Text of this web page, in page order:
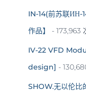
IN-14(前苏联ИН-
作品】
- 173,963
IV-22 VFD
design] -
SHOW.无以伦比